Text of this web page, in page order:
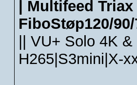
| Multifeed
FiboStøp120/
|| VU+ Solo 4K
H265|S3mini|X-